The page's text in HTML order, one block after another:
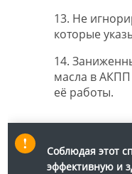
13. Не
которые
14.
масла в
её работы.
Соблюдая этот
эффективную и